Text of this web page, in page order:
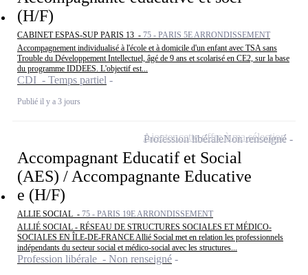
(H/F)
CABINET ESPAS-SUP PARIS 13 - 75 - PARIS 5E ARRONDISSEMENT
Accompagnement individualisé à l'école et à domicile d'un enfant avec TSA sans
Trouble du Développement Intellectuel, âgé de 9 ans et scolarisé en CE2, sur la base
du programme IDDEES. L'objectif est...
CDI - Temps partiel
Publié il y a 3 jours
Accompagnant Educatif et Social
(AES) / Accompagnante Educative
e (H/F)
ALLIE SOCIAL - 75 - PARIS 19E ARRONDISSEMENT
ALLIÉ SOCIAL - RÉSEAU DE STRUCTURES SOCIALES ET MÉDICO-
SOCIALES EN ÎLE-DE-FRANCE Allié Social met en relation les professionnels
indépendants du secteur social et médico-social avec les structures...
Profession libérale - Non renseigné
Profession libéraleNon renseigné
Ajouter cette offre à ma sélection